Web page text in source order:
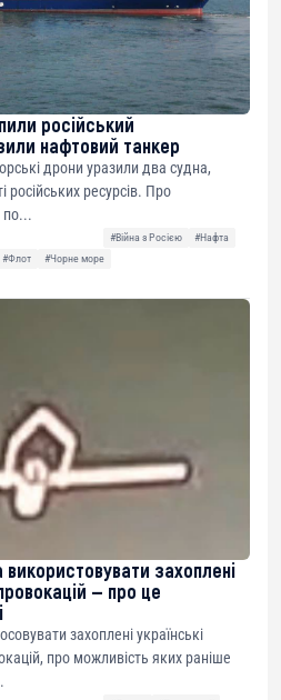
російський
нафтовий танкер
дрони уразили два судна,
російських ресурсів. Про
по...
#Війна з Росією
#Нафта
#Флот
#Чорне море
використовувати захоплені
— про це
захоплені українські
про можливість яких раніше